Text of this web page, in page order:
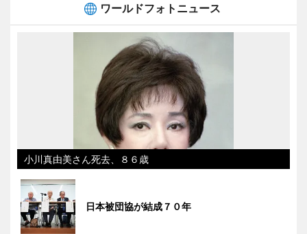
ワールドフォトニュース
小川真由美さん死去、８６歳
日本被団協が結成７０年